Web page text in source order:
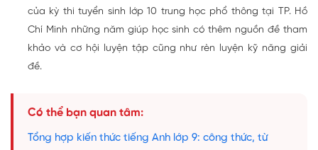
của kỳ thi tuyển sinh lớp 10 trung học phổ thông tại TP. Hồ
Chí Minh những năm giúp học sinh có thêm nguồn đề tham
khảo và cơ hội luyện tập cũng như rèn luyện kỹ năng giải
đề.
Có thể bạn quan tâm:
Tổng hợp kiến thức tiếng Anh lớp 9: công thức, từ